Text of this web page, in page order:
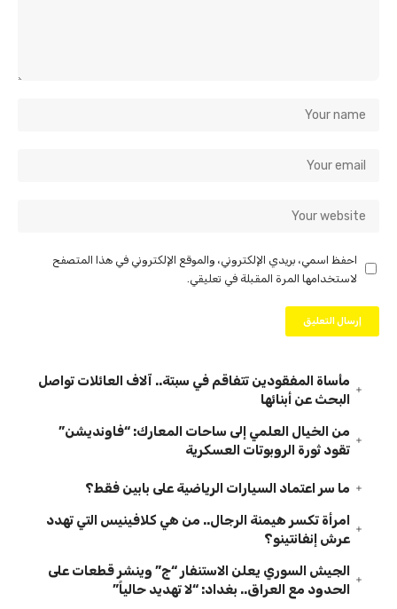
احفظ اسمي، بريدي الإلكتروني، والموقع الإلكتروني في هذا المتصفح
لاستخدامها المرة المقبلة في تعليقي.
مأساة المفقودين تتفاقم في سبتة.. آلاف العائلات تواصل
البحث عن أبنائها
من الخيال العلمي إلى ساحات المعارك: “فاونديشن”
تقود ثورة الروبوتات العسكرية
ما سر اعتماد السيارات الرياضية على بابين فقط؟
امرأة تكسر هيمنة الرجال.. من هي كلافينيس التي تهدد
عرش إنفانتينو؟
الجيش السوري يعلن الاستنفار “ج” وينشر قطعات على
الحدود مع العراق.. بغداد: “لا تهديد حالياً”